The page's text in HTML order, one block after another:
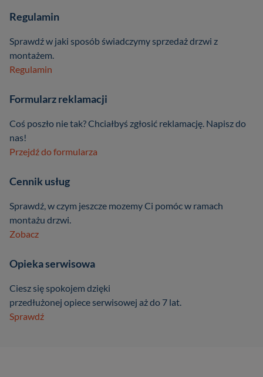
Regulamin
Sprawdź w jaki sposób świadczymy sprzedaż drzwi z
montażem.
Regulamin
Formularz reklamacji
Coś poszło nie tak? Chciałbyś zgłosić reklamację. Napisz do
nas!
Przejdź do formularza
Cennik usług
Sprawdź, w czym jeszcze mozemy Ci pomóc w ramach
montażu drzwi.
Zobacz
Opieka serwisowa
Ciesz się spokojem dzięki
przedłużonej opiece serwisowej aż do 7 lat.
Sprawdź